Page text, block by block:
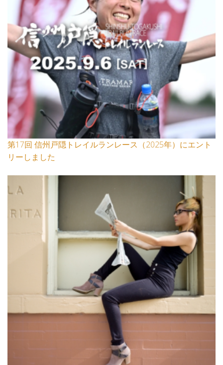
第17回 信州戸隠トレイルランレース（2025年）にエント
リーしました